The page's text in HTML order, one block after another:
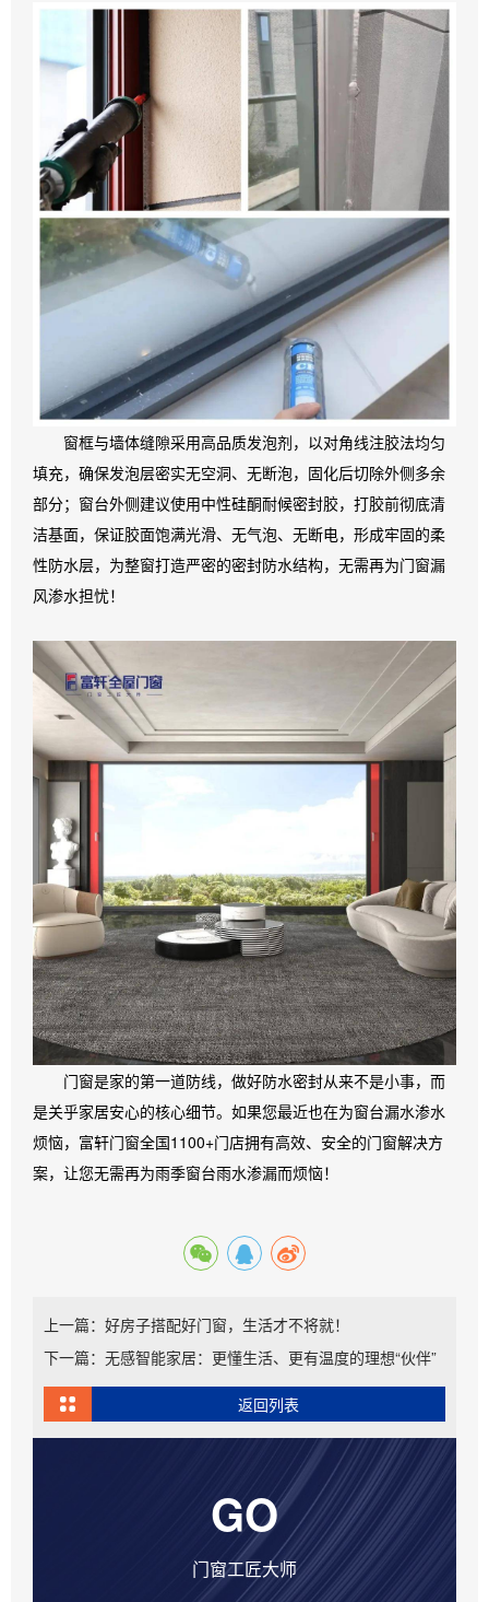
窗框与墙体缝隙采用高品质发泡剂，以对角线注胶法均匀
填充，确保发泡层密实无空洞、无断泡，固化后切除外侧多余
部分；窗台外侧建议使用中性硅酮耐候密封胶，打胶前彻底清
洁基面，保证胶面饱满光滑、无气泡、无断电，形成牢固的柔
性防水层，为整窗打造严密的密封防水结构，无需再为门窗漏
风渗水担忧！
门窗是家的第一道防线，做好防水密封从来不是小事，而
是关乎家居安心的核心细节。如果您最近也在为窗台漏水渗水
烦恼，富轩门窗全国1100+门店拥有高效、安全的门窗解决方
案，让您无需再为雨季窗台雨水渗漏而烦恼！
上一篇：好房子搭配好门窗，生活才不将就！
下一篇：无感智能家居：更懂生活、更有温度的理想“伙伴”
返回列表
GO
门窗工匠大师